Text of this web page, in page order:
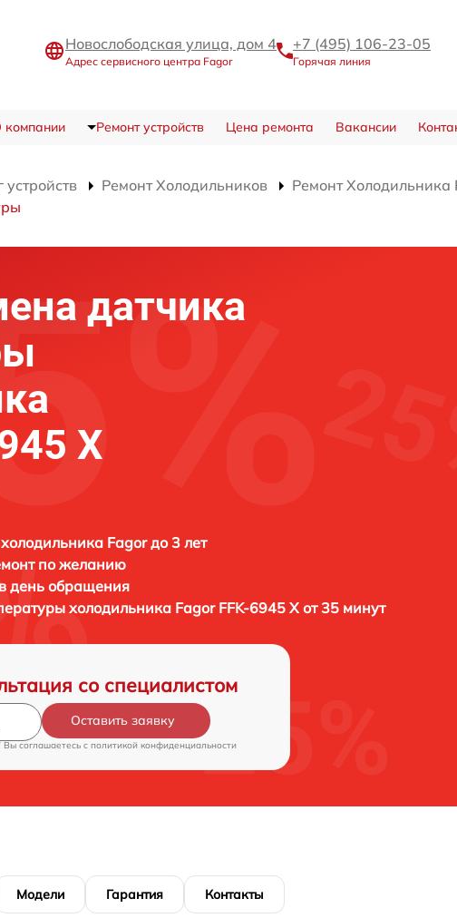
Новослободская улица, дом 4
Адрес сервисного центра Fagor
+7 (495) 106-23-05
Горячая линия
компании Ремонт устройств Цена ремонта Вакансии
устройств Ремонт Холодильников
Ремонт Холодильника
датчика
X
холодильника Fagor до 3 лет
по желанию
в день обращения
холодильника Fagor FFK-6945 X от 35 минут
со специалистом
Оставить заявку
Вы соглашаетесь c политикой конфиденциальности
Модели Гарантия Контакты